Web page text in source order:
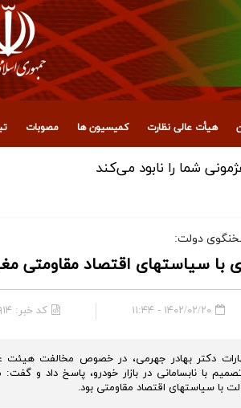
هیأت عالی نظارت کمیسیون ها مصوبات
مجمع تشخیص مصلحت نظام
دولت:
با سياستهاى اقتصاد مقاومتى
۱۴۰۲/۰۲/۲۰ - ۱۱:۴۴ کد خبر:
دکتر بهادر جهرمی، در خصوص مخالفت هیئت
با نابسامانی در بازار خودرو، پاسخ داد و
با سياستهاى اقتصاد مقاومتى بود.